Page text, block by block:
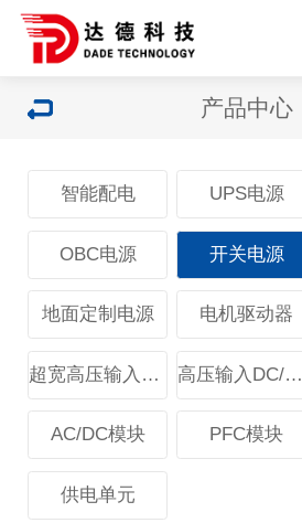
产品中心
智能配电 UPS电源
OBC电源 开关电源
地面定制电源 电机驱动器
超宽高压输入DC/DC模块 高压输入DC/DC模块
AC/DC模块 PFC模块
供电单元